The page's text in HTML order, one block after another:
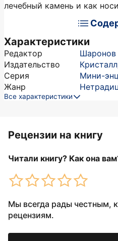
лечебный камень и как
Характеристики
Редактор
Шаронов
Издательство
Кристалл
Серия
Мини-
Жанр
Все характеристики
Рецензии на книгу
Читали книгу? Как она
Мы всегда рады честным,
рецензиям.